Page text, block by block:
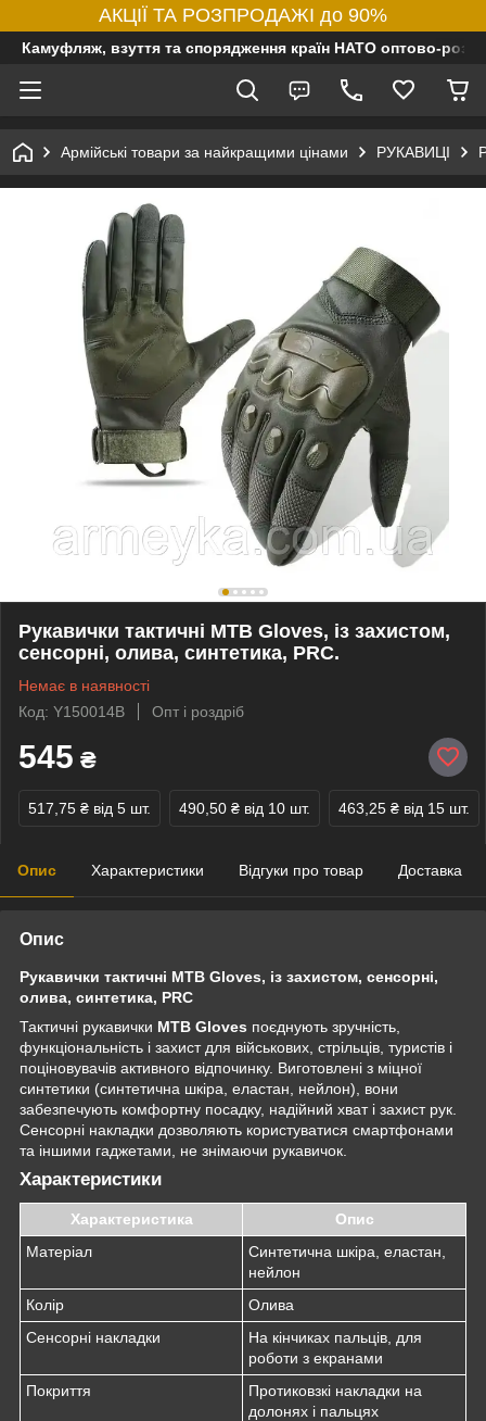
АКЦІЇ ТА РОЗПРОДАЖІ до 90%
Камуфляж, взуття та спорядження країн НАТО оптово-
Армійські товари за найкращими цінами РУКАВИЦІ
Рукавички тактичні MTB Gloves, із захистом,
сенсорні, олива, синтетика, PRC.
Немає в наявності
Код: Y150014B
Опт і роздріб
545 ₴
517,75 ₴ від 5 шт. 490,50 ₴ від 10 шт. 463,25 ₴ від 15 шт.
Опис Характеристики Відгуки про товар Доставка
Опис
Рукавички тактичні MTB Gloves, із захистом, сенсорні,
олива, синтетика, PRC
Тактичні рукавички MTB Gloves поєднують зручність,
функціональність і захист для військових, стрільців, туристів і
поціновувачів активного відпочинку. Виготовлені з міцної
синтетики (синтетична шкіра, еластан, нейлон), вони
забезпечують комфортну посадку, надійний хват і захист рук.
Сенсорні накладки дозволяють користуватися смартфонами
та іншими гаджетами, не знімаючи рукавичок.
Характеристики
Характеристика
Опис
Матеріал
Синтетична шкіра, еластан,
нейлон
Колір
Олива
Сенсорні накладки
На кінчиках пальців, для
роботи з екранами
Покриття
Протиковзкі накладки на
долонях і пальцях